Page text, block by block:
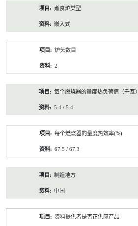
煮食炉类型
嵌入式
炉头数目
2
每个燃烧器的量度热负荷值（千瓦）
5.4 / 5.4
每个燃烧器的量度热效率(%)
67.5 / 67.3
制造地方
中国
资料提供者是否正供应产品